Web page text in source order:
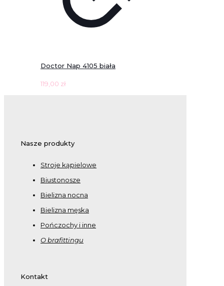
Doctor Nap 4105 biała
119,00 zł
Nasze produkty
Stroje kąpielowe
Biustonosze
Bielizna nocna
Bielizna męska
Pończochy i inne
O brafittingu
Kontakt